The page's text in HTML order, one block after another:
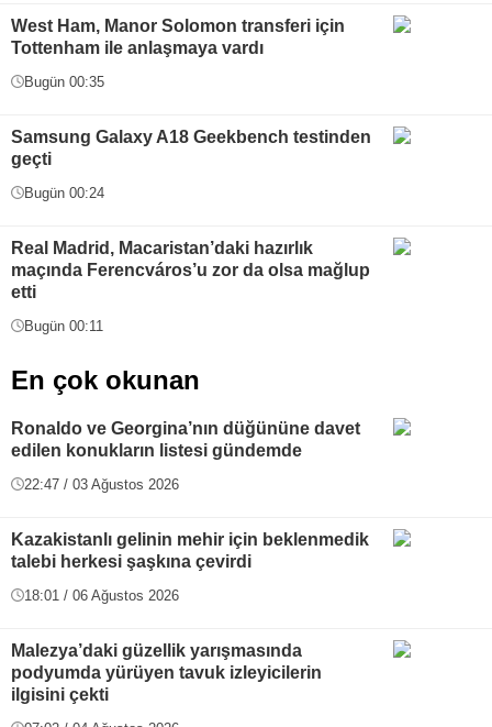
West Ham, Manor Solomon transferi için
Tottenham ile anlaşmaya vardı
Bugün 00:35
Samsung Galaxy A18 Geekbench testinden
geçti
Bugün 00:24
Real Madrid, Macaristan’daki hazırlık
maçında Ferencváros’u zor da olsa mağlup
etti
Bugün 00:11
En çok okunan
Ronaldo ve Georgina’nın düğününe davet
edilen konukların listesi gündemde
22:47 / 03 Ağustos 2026
Kazakistanlı gelinin mehir için beklenmedik
talebi herkesi şaşkına çevirdi
18:01 / 06 Ağustos 2026
Malezya’daki güzellik yarışmasında
podyumda yürüyen tavuk izleyicilerin
ilgisini çekti